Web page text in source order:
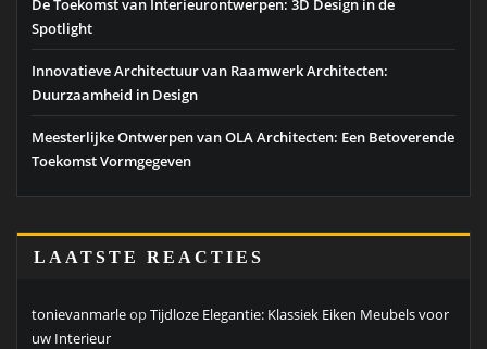
De Toekomst van Interieurontwerpen: 3D Design in de
Spotlight
Innovatieve Architectuur van Raamwerk Architecten:
Duurzaamheid in Design
Meesterlijke Ontwerpen van OLA Architecten: Een Betoverende
Toekomst Vormgegeven
LAATSTE REACTIES
tonievanmarleopTijdloze Elegantie: Klassiek Eiken Meubels voor
uw Interieur